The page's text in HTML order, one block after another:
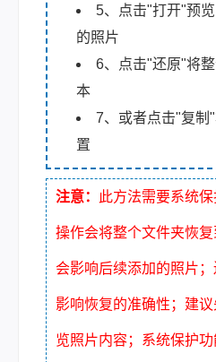
5、点击"打开"预
的照片
6、点击"还原"将
本
7、或者点击"复制
置
注意： 此方法需要系统
操作会将整个文件夹恢
会影响后续添加的照片
影响恢复的准确性；建
览照片内容；系统保护